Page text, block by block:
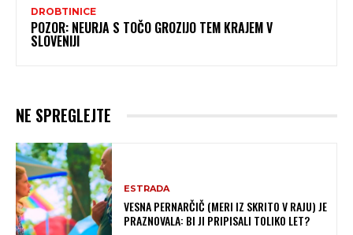
DROBTINICE
POZOR: NEURJA S TOČO GROZIJO TEM KRAJEM V
SLOVENIJI
NE SPREGLEJTE
ESTRADA
VESNA PERNARČIČ (MERI IZ SKRITO V RAJU) JE
PRAZNOVALA: BI JI PRIPISALI TOLIKO LET?